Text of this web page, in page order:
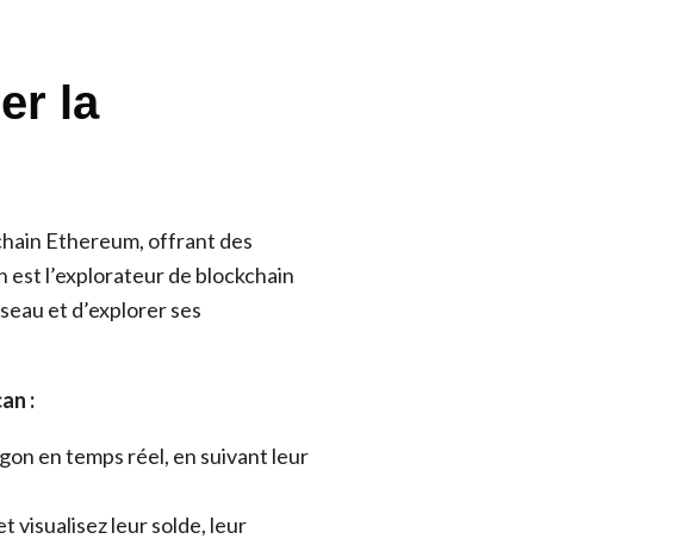
la
Ethereum, offrant des
l’explorateur de blockchain
et d’explorer ses
:
en temps réel, en suivant leur
visualisez leur solde, leur